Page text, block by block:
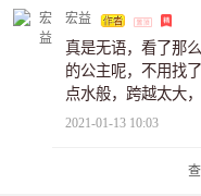
看期待李和
获得五行气
李和弦去仙
较困惑的是:
呢？。。难
的话还不知
都是满满的
宏益
真是无语，看了那
的公主呢，不用找
点水般，跨越太大
1000章，都是描述
2021-01-13 10:03